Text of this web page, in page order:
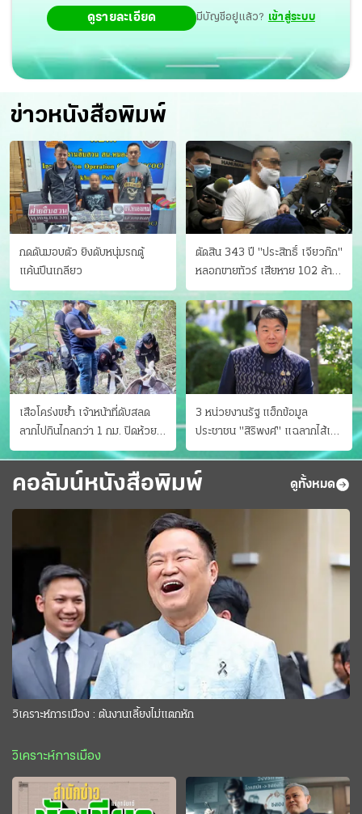
ดูรายละเอียด มีบัญชีอยู่แล้ว? เข้าสู่ระบบ
ข่าวหนังสือพิมพ์
กดดันมอบตัว ยิงดับหนุ่มรถตู้
แค้นปีนเกลียว
ตัดสิน 343 ปี "ประสิทธิ์ เจียวก๊ก"
หลอกขายทัวร์ เสียหาย 102 ล้าน
มีเหยื่อ 173 คน
เสือโคร่งขย้ำ เจ้าหน้าที่ดับสลด
ลากไปกินไกลกว่า 1 กม. ปิดห้วย
ขาแข้งชั่วคราว
3 หน่วยงานรัฐ แฮ็กข้อมูล
ประชาชน "สิริพงศ์" แฉลากไส้เอง
"หนู" กอด "หนิม" สยบลือ
คอลัมน์หนังสือพิมพ์ ดูทั้งหมด
วิเคราะห์การเมือง : ต้นงานเลี้ยงไม่แตกหัก
วิเคราะห์การเมือง